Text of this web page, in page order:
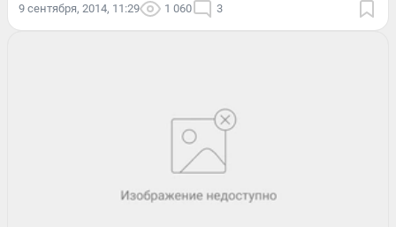
9 сентября, 2014, 11:29 1 060 3